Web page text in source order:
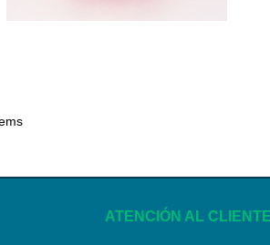
ATENCIÓN AL CLIENTE